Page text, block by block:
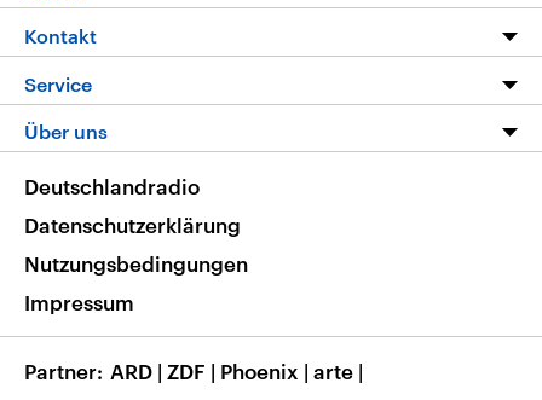
Die Nachrichten
Nachrichtenleicht
Neue Beiträge auf dlf.de
Livestream
Podcasts
Deutschlandfunk App
Nachrichten App
Frequenzen
Kontakt
Service
FAQ
Veranstaltungen
Musikliste
RSS
Über uns
Barrierefreiheit
Deutschlandradio
Datenschutzerklärung
Nutzungsbedingungen
Impressum
Partner ARD | ZDF | Phoenix | arte |